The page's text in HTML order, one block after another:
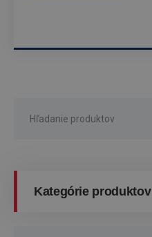
Kategórie produktov